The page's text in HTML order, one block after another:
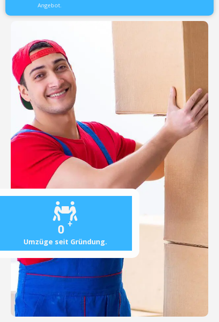
0 +
Umzüge seit Gründung.
Angebot.